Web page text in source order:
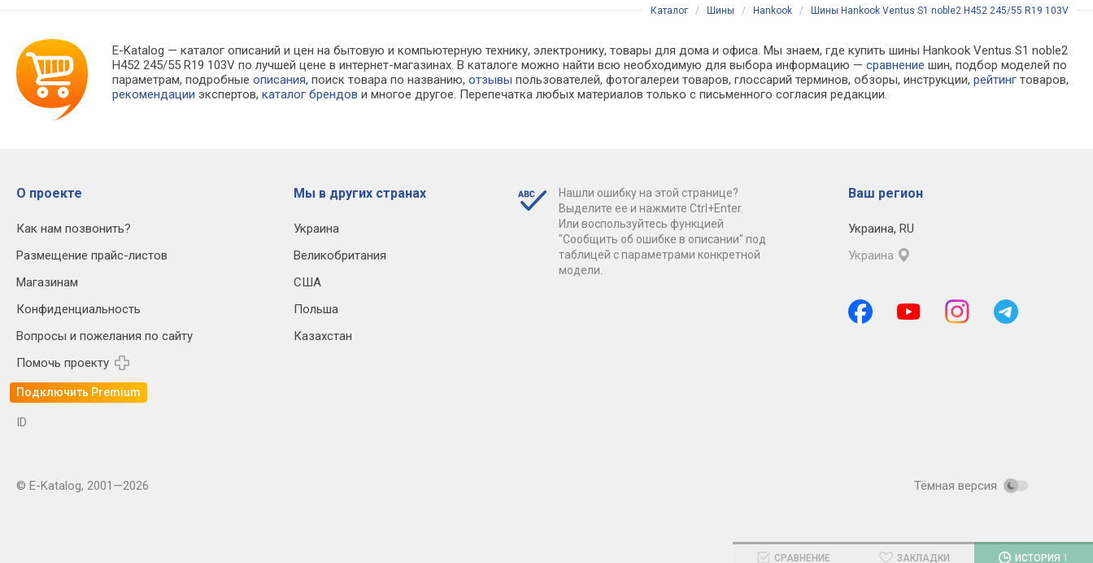
Каталог / Шины / Hankook / Шины Hankook Ventus S1 noble2 H452 245/55 R19 103V
E-Katalog — каталог описаний и цен на бытовую и компьютерную технику, электронику, товары для дома и офиса. Мы знаем, где купить шины Hankook Ventus S1 noble2
H452 245/55 R19 103V по лучшей цене в интернет-магазинах. В каталоге можно найти всю необходимую для выбора информацию —сравнение шин, подбор моделей по
параметрам, подробныеописания, поиск товара по названию,отзывы пользователей, фотогалереи товаров, глоссарий терминов, обзоры, инструкции,рейтинг товаров,
рекомендации экспертов,каталог брендов и многое другое. Перепечатка любых материалов только с письменного согласия редакции.
О проекте
Как нам позвонить?
Размещение прайс-листов
Магазинам
Конфиденциальность
Вопросы и пожелания по сайту
Помочь проекту
Подключить Premium
Мы в других странах
Украина
Великобритания
США
Польша
Казахстан
Нашли ошибку на этой странице?
Выделите ее и нажмите Ctrl+Enter.
Или воспользуйтесь функцией
"Сообщить об ошибке в описании" под
таблицей с параметрами конкретной
модели.
Ваш регион
Украина, RU
Украина
ID
© E-Katalog, 2001—2026 Тёмная версия
СРАВНЕНИЕ ЗАКЛАДКИ ИСТОРИЯ 1